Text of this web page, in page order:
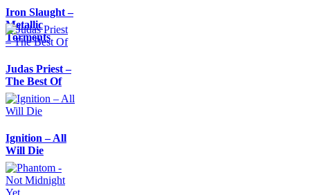
Iron Slaught –
Metallic
Torments
Judas Priest –
The Best Of
Ignition – All
Will Die